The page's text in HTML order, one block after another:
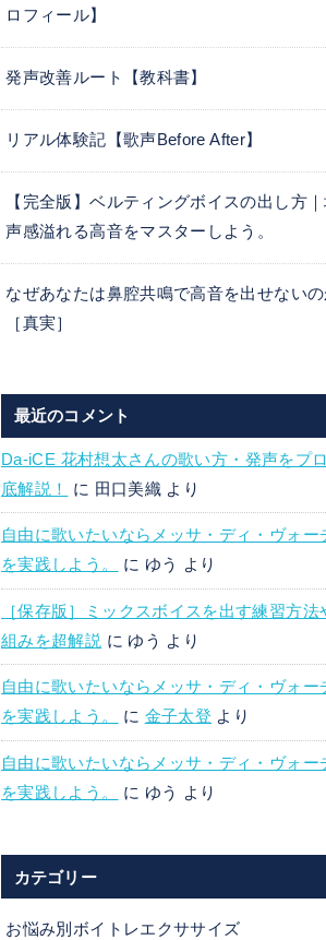
ロフィール】
発声改善ルート【教科書】
リアル体験記【歌声Before After】
【完全版】ベルティングボイスの出し方
声感溢れる高音をマスターしよう。
なぜあなたは鼻腔共鳴で高音を出せない
［真実］
最近のコメント
Da-iCE 花村想太さんの歌い方・発声をプ
底解説！
に 田口美織 より
自由に歌いたいならメッサ・ディ・ヴォー
を実践しよう。
に ゆう より
［保存版］ミックスボイスを出す練習方法
組みを超解説 に ゆう より
自由に歌いたいならメッサ・ディ・ヴォー
を実践しよう。
に 金子太登 より
自由に歌いたいならメッサ・ディ・ヴォー
を実践しよう。
に ゆう より
カテゴリー
お悩み別ボイトレエクササイズ